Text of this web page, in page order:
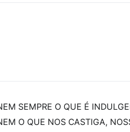
SEMPRE O QUE É
O QUE NOS CASTIGA,